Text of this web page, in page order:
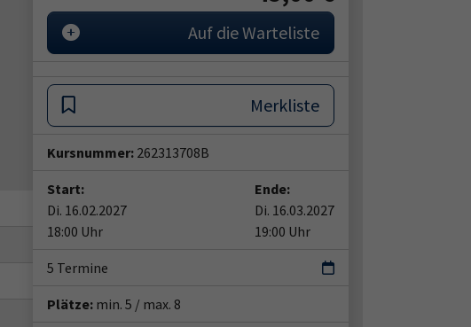
Auf die Warteliste
Merkliste
Kursnummer: 262313708B
Start:
Di. 16.02.2027
18:00 Uhr
Ende:
Di. 16.03.2027
19:00 Uhr
5 Termine
Plätze: min. 5 / max. 8